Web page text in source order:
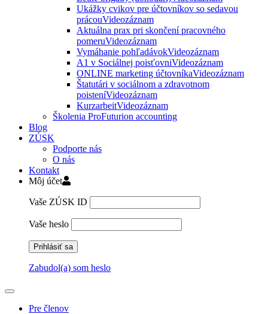
Ukážky cvikov pre účtovníkov so sedavou
prácouVideozáznam
Aktuálna prax pri skončení pracovného
pomeruVideozáznam
Vymáhanie pohľadávokVideozáznam
A1 v Sociálnej poisťovniVideozáznam
ONLINE marketing účtovníkaVideozáznam
Štatutári v sociálnom a zdravotnom
poisteníVideozáznam
KurzarbeitVideozáznam
Školenia ProFuturion accounting
Blog
ZÚSK
Podporte nás
O nás
Kontakt
Môj účet
Vaše ZÚSK ID
Vaše heslo
Zabudol(a) som heslo
Pre členov